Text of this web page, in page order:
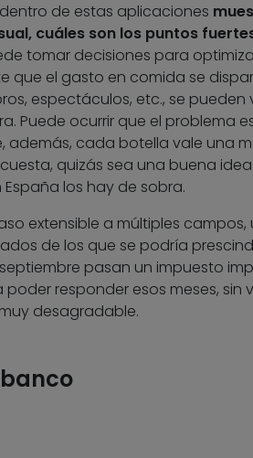
de estas aplicaciones
cuáles son los puntos
tomar decisiones para
que el gasto en comida se
espectáculos, etc., se
Puede ocurrir que el problema
cada botella vale una
quizás sea una buena
los hay de sobra.
extensible a múltiples campos,
de los que se podría
pasan un impuesto
poder responder esos meses, sin
desagradable.